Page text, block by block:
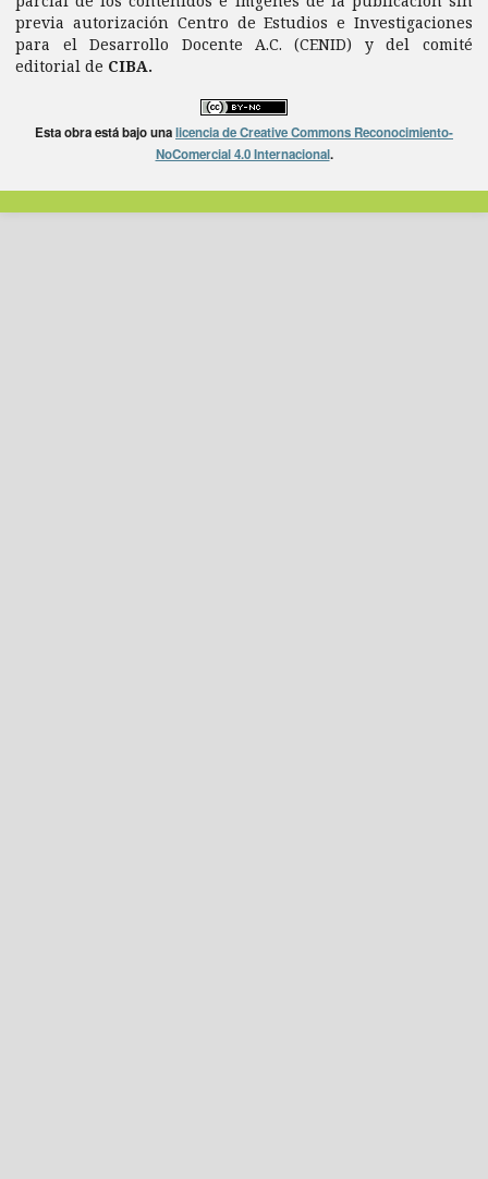
previa autorización Centro de Estudios e Investigaciones
para el Desarrollo Docente A.C. (CENID) y del comité
editorial de CIBA.
Esta obra está bajo unalicencia de Creative Commons Reconocimiento-
NoComercial 4.0 Internacional.